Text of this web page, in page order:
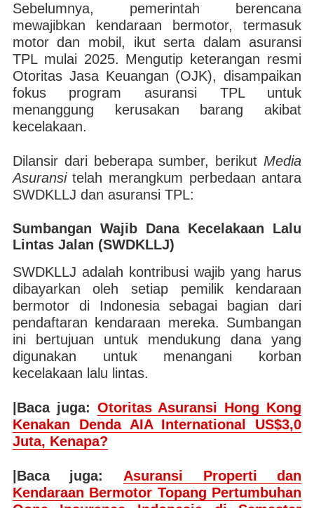
Sebelumnya, pemerintah berencana
mewajibkan kendaraan bermotor, termasuk
motor dan mobil, ikut serta dalam asuransi
TPL mulai 2025. Mengutip keterangan resmi
Otoritas Jasa Keuangan (OJK), disampaikan
fokus program asuransi TPL untuk
menanggung kerusakan barang akibat
kecelakaan.
Dilansir dari beberapa sumber, berikut Media
Asuransitelah merangkum perbedaan antara
SWDKLLJ dan asuransi TPL:
Sumbangan Wajib Dana Kecelakaan Lalu
Lintas Jalan (SWDKLLJ)
SWDKLLJ adalah kontribusi wajib yang harus
dibayarkan oleh setiap pemilik kendaraan
bermotor di Indonesia sebagai bagian dari
pendaftaran kendaraan mereka. Sumbangan
ini bertujuan untuk mendukung dana yang
digunakan untuk menangani korban
kecelakaan lalu lintas.
|Baca juga: Otoritas Asuransi Hong Kong
Kenakan Denda AIA International US$3,0
Juta, Kenapa?
|Baca juga: Asuransi Properti dan
Kendaraan Bermotor Topang Pertumbuhan